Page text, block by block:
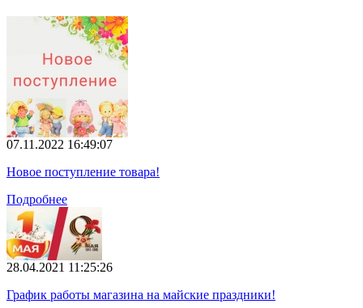
07.11.2022 16:49:07
Новое поступление товара!
Подробнее
28.04.2021 11:25:26
График работы магазина на майские праздники!